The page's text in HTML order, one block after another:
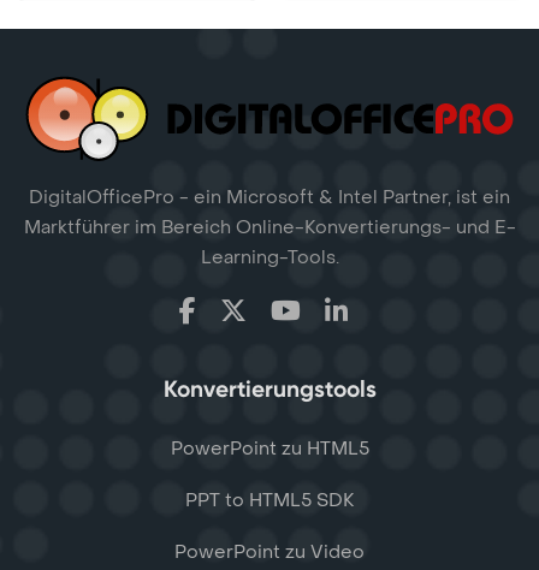
DigitalOfficePro - ein Microsoft & Intel Partner, ist ein
Marktführer im Bereich Online-Konvertierungs- und E-
Learning-Tools.
Konvertierungstools
PowerPoint zu HTML5
PPT to HTML5 SDK
PowerPoint zu Video